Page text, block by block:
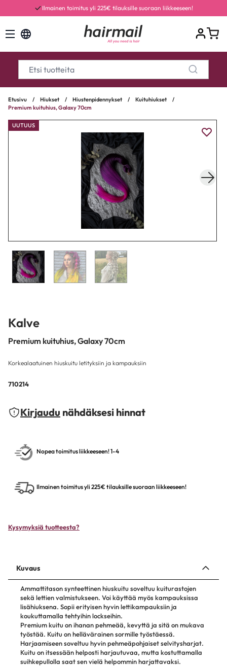
Ilmainen toimitus yli 225€ tilauksille suoraan liikkeeseen!
Etusivu / Hiukset / Hiustenpidennykset / Kuituhiukset
/
Premium kuituhius, Galaxy 70cm
UUTUUS
Kalve
Premium kuituhius, Galaxy 70cm
Korkealaatuinen hiuskuitu letityksiin ja kampauksiin
710214
Kirjaudu nähdäksesi hinnat
Nopea toimitus liikkeeseen! 1-4
Ilmainen toimitus yli 225€ tilauksille suoraan liikkeeseen!
Kysymyksiä tuotteesta?
Kuvaus
Ammattitason synteettinen hiuskuitu soveltuu kuiturastojen
sekä lettien valmistukseen. Voi käyttää myös kampauksissa
lisähiuksena. Sopii erityisen hyvin lettikampauksiin ja
koukuttamalla tehtyihin lockseihin.
Premium kuitu on ihanan pehmeää, kevyttä ja sitä on mukava
työstää. Kuitu on hellävärainen sormille työstäessä.
Harjaamiseen soveltuu hyvin pehmeäpohjaiset selvitysharjat.
Kuitu on itsessään helposti harjautuvaa, mutta kostuttamalla
suihkepullolla saat sen vielä helpommin harjattavaksi.